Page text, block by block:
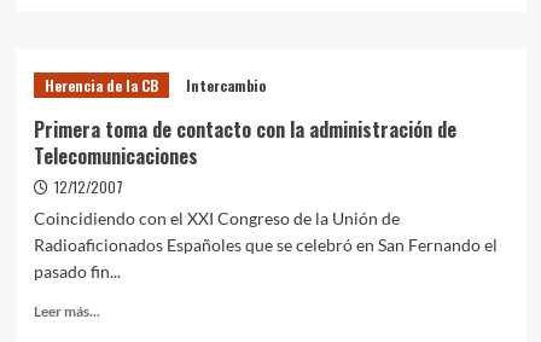
Herencia de la CB Intercambio
Primera toma de contacto con la administración de
Telecomunicaciones
12/12/2007
Coincidiendo con el XXI Congreso de la Unión de
Radioaficionados Españoles que se celebró en San Fernando el
pasado fin...
Leer más...